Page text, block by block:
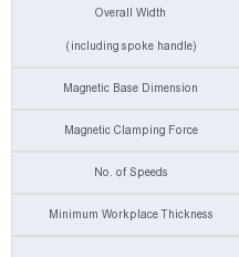
Overall Width
(including spoke handle)
Magnetic Base Dimension
Magnetic Clamping Force
No. of Speeds
Minimum Workplace Thickness